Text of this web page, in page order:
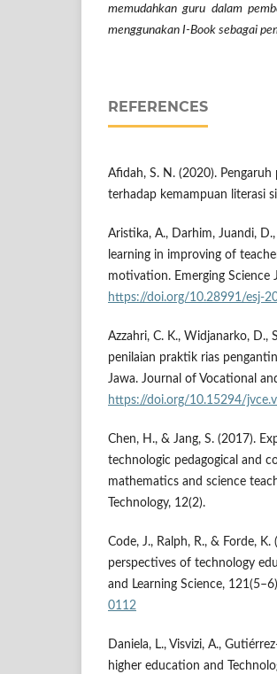
memudahkan guru dalam
menggunakan I-Book sebagai
REFERENCES
Afidah, S. N. (2020).
terhadap kemampuan literasi
Aristika, A., Darhim, Juandi,
learning in improving of
motivation. Emerging Science
https://doi.org/10.28991/esj-
Azzahri, C. K., Widjanarko, D.,
penilaian praktik rias
Jawa. Journal of Vocational
https://doi.org/10.15294/
Chen, H., & Jang, S. (2017).
technologic pedagogical and
mathematics and science
Technology, 12(2).
Code, J., Ralph, R., & Forde,
perspectives of technology
and Learning Science,
0112
Daniela, L., Visvizi, A.,
higher education and